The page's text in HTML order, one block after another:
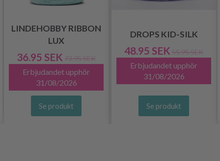
LINDEHOBBY RIBBON
LUX
36.95 SEK 73.95 SEK
Erbjudandet upphör
31/08/2026
Se produkt
DROPS KID-SILK
48.95 SEK 55.95 SEK
Erbjudandet upphör
31/08/2026
Se produkt